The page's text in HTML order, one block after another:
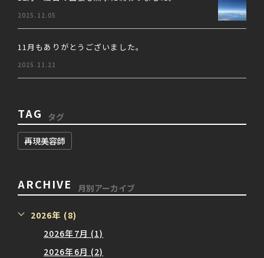
2025.12.05
11月もありがとうございました。
2025.11.21
TAG タグ
再現美容師
ARCHIVE 月別アーカイブ
2026年 (8)
2026年7月 (1)
2026年6月 (2)